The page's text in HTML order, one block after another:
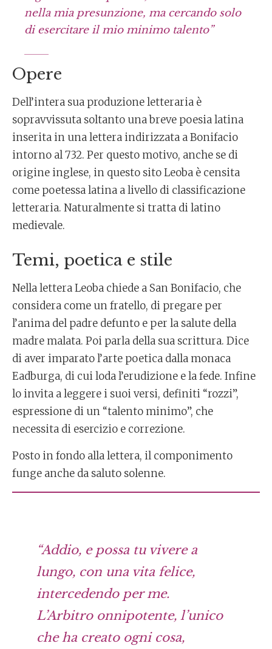
nella mia presunzione, ma cercando solo
di esercitare il mio minimo talento”
Opere
Dell’intera sua produzione letteraria è
sopravvissuta soltanto una breve poesia latina
inserita in una lettera indirizzata a Bonifacio
intorno al 732. Per questo motivo, anche se di
origine inglese, in questo sito Leoba è censita
come poetessa latina a livello di classificazione
letteraria. Naturalmente si tratta di latino
medievale.
Temi, poetica e stile
Nella lettera Leoba chiede a San Bonifacio, che
considera come un fratello, di pregare per
l’anima del padre defunto e per la salute della
madre malata. Poi parla della sua scrittura. Dice
di aver imparato l’arte poetica dalla monaca
Eadburga, di cui loda l’erudizione e la fede. Infine
lo invita a leggere i suoi versi, definiti “rozzi”,
espressione di un “talento minimo”, che
necessita di esercizio e correzione.
Posto in fondo alla lettera, il componimento
funge anche da saluto solenne.
“Addio, e possa tu vivere a
lungo, con una vita felice,
intercedendo per me.
L’Arbitro onnipotente, l’unico
che ha creato ogni cosa,